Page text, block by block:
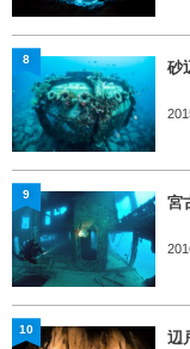
砂
8
宮
9
辺
10